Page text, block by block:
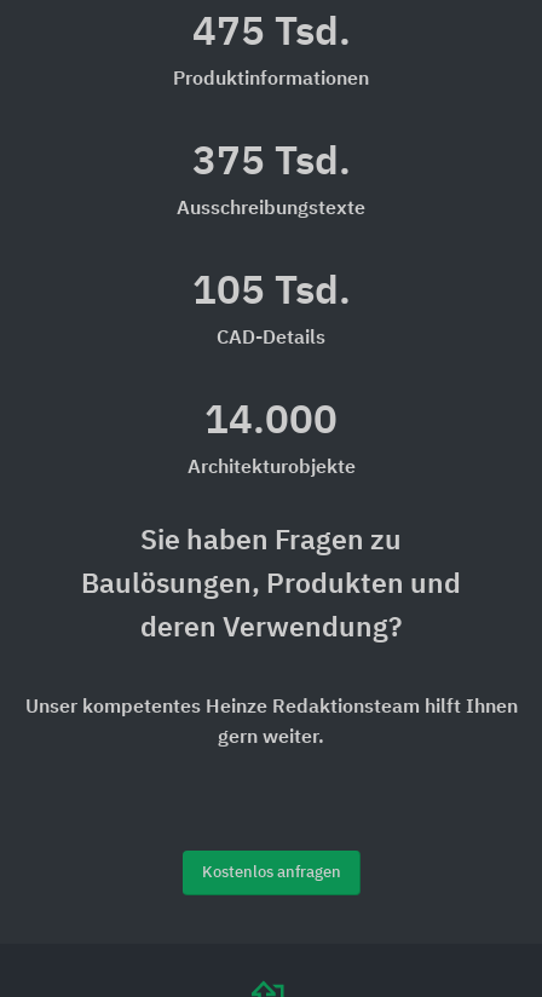
475 Tsd.
Produktinformationen
375 Tsd.
Ausschreibungstexte
105 Tsd.
CAD-Details
14.000
Architekturobjekte
Sie haben Fragen zu
Baulösungen, Produkten und
deren Verwendung?
Unser kompetentes Heinze Redaktionsteam hilft Ihnen
gern weiter.
Kostenlos anfragen